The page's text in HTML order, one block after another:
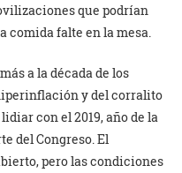
que podrían
comida falte en la mesa.
a la década de los
y del corralito
con el 2019, año de la
del Congreso. El
pero las condiciones